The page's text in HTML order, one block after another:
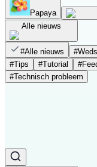
Papaya
Alle nieuws
#Alle nieuws #
#Tips #Tutorial #
#Technisch probleem